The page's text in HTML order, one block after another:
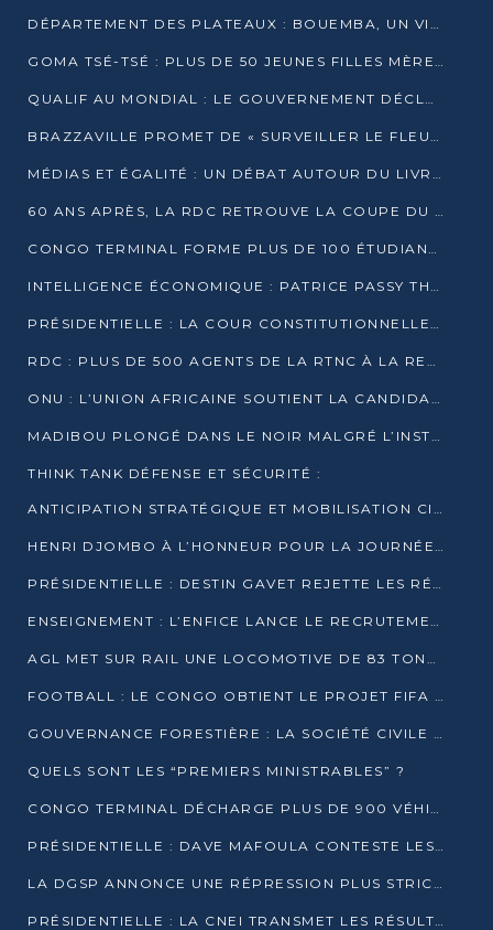
DÉPARTEMENT DES PLATEAUX : BOUEMBA, UN VIVIER ÉCONOMIQUE PRÊT À EXPLOSER
GOMA TSÉ-TSÉ : PLUS DE 50 JEUNES FILLES MÈRES SENSIBILISÉES À LA SANTÉ SEXUELLE
QUALIF AU MONDIAL : LE GOUVERNEMENT DÉCLARE LA JOURNÉE DU 1ER AVRIL 2026 CHÔMÉE ET PAYÉE
BRAZZAVILLE PROMET DE « SURVEILLER LE FLEUVE » APRÈS LA QUALIFICATION DE LA RDC AU MONDIAL
MÉDIAS ET ÉGALITÉ : UN DÉBAT AUTOUR DU LIVRE « CES FEMMES QUI REPRENNENT LE POUVOIR SUR LEUR VIE »
60 ANS APRÈS, LA RDC RETROUVE LA COUPE DU MONDE
CONGO TERMINAL FORME PLUS DE 100 ÉTUDIANTS AUX TECHNIQUES D’EMBAUCHE
INTELLIGENCE ÉCONOMIQUE : PATRICE PASSY THÉORISE UNE STRATÉGIE ADAPTÉE AUX CONTEXTES FRAGMENTÉS
PRÉSIDENTIELLE : LA COUR CONSTITUTIONNELLE CONFIRME LA VICTOIRE DE SASSOU NGUESSO AVEC 94,90 % DES SUFFRAGES
RDC : PLUS DE 500 AGENTS DE LA RTNC À LA RETRAITE, UNE PAGE SE TOURNE
ONU : L’UNION AFRICAINE SOUTIENT LA CANDIDATURE DE MACKY SALL
MADIBOU PLONGÉ DANS LE NOIR MALGRÉ L’INSTALLATION D’UN NOUVEAU TRANSFORMATEUR
THINK TANK DÉFENSE ET SÉCURITÉ :
ANTICIPATION STRATÉGIQUE ET MOBILISATION CITOYENNE POUR NOTRE SOUVERAINETÉ NATIONALE
HENRI DJOMBO À L’HONNEUR POUR LA JOURNÉE MONDIALE DU THÉÂTRE
PRÉSIDENTIELLE : DESTIN GAVET REJETTE LES RÉSULTATS ET APPELLE À UN DIALOGUE NATIONAL
ENSEIGNEMENT : L’ENFICE LANCE LE RECRUTEMENT DE SA PREMIÈRE PROMOTION DE PROFESSEURS DES ÉCOLES
AGL MET SUR RAIL UNE LOCOMOTIVE DE 83 TONNES À POINTE-NOIRE
FOOTBALL : LE CONGO OBTIENT LE PROJET FIFA ARENA POUR SES 15 DÉPARTEMENTS
GOUVERNANCE FORESTIÈRE : LA SOCIÉTÉ CIVILE CONGOLAISE AFFICHE SES PRIORITÉS POUR 2026
QUELS SONT LES “PREMIERS MINISTRABLES” ?
CONGO TERMINAL DÉCHARGE PLUS DE 900 VÉHICULES EN QUELQUES HEURES
PRÉSIDENTIELLE : DAVE MAFOULA CONTESTE LES RÉSULTATS PROVISOIRES
LA DGSP ANNONCE UNE RÉPRESSION PLUS STRICTE CONTRE LES MOTO-TAXIS
PRÉSIDENTIELLE : LA CNEI TRANSMET LES RÉSULTATS PROVISOIRES À LA COUR CONSTITUTIONNELLE